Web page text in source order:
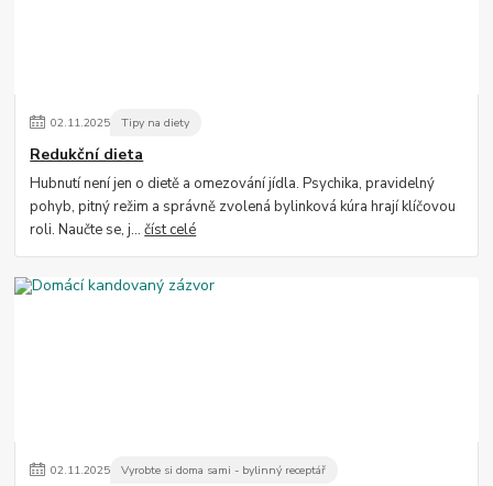
02.11.2025 Tipy na diety
Redukční dieta
Hubnutí není jen o dietě a omezování jídla. Psychika, pravidelný
pohyb, pitný režim a správně zvolená bylinková kúra hrají klíčovou
roli. Naučte se, j...číst celé
02.11.2025 Vyrobte si doma sami - bylinný receptář